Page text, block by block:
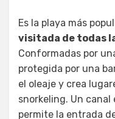
Es la playa más
visitada de todas
Conformadas por
protegida por una
el oleaje y crea
snorkeling. Un
permite la entrada